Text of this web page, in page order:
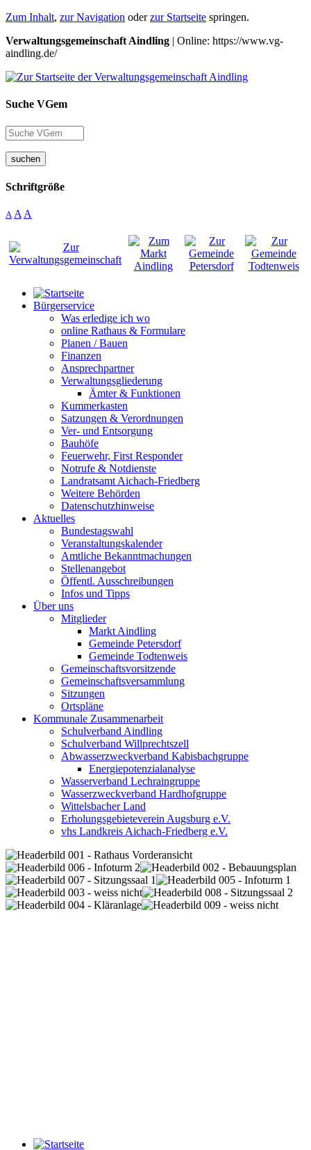
Zum Inhalt, zur Navigation oderzur Startseite springen.
Verwaltungsgemeinschaft Aindling | Online: https://www.vg-
aindling.de/
Suche VGem
suchen
Schriftgröße
A A A
Bürgerservice
Was erledige ich wo
online Rathaus & Formulare
Planen / Bauen
Finanzen
Ansprechpartner
Verwaltungsgliederung
Ämter & Funktionen
Kummerkasten
Satzungen & Verordnungen
Ver- und Entsorgung
Bauhöfe
Feuerwehr, First Responder
Notrufe & Notdienste
Landratsamt Aichach-Friedberg
Weitere Behörden
Datenschutzhinweise
Aktuelles
Bundestagswahl
Veranstaltungskalender
Amtliche Bekanntmachungen
Stellenangebot
Öffentl. Ausschreibungen
Infos und Tipps
Über uns
Mitglieder
Markt Aindling
Gemeinde Petersdorf
Gemeinde Todtenweis
Gemeinschaftsvorsitzende
Gemeinschaftsversammlung
Sitzungen
Ortspläne
Kommunale Zusammenarbeit
Schulverband Aindling
Schulverband Willprechtszell
Abwasserzweckverband Kabisbachgruppe
Energiepotenzialanalyse
Wasserverband Lechraingruppe
Wasserzweckverband Hardhofgruppe
Wittelsbacher Land
Erholungsgebieteverein Augsburg e.V.
vhs Landkreis Aichach-Friedberg e.V.